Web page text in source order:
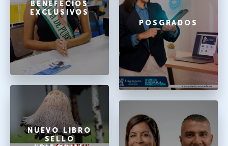
BENEFECIOS
EXCLUSIVOS
POSGRADOS
NUEVO LIBRO
SELLO